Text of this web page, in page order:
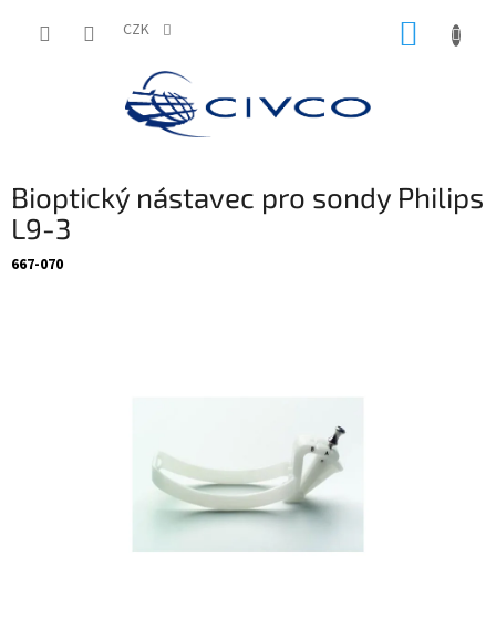
CZK
Bioptický nástavec pro sondy Philips
L9-3
667-070